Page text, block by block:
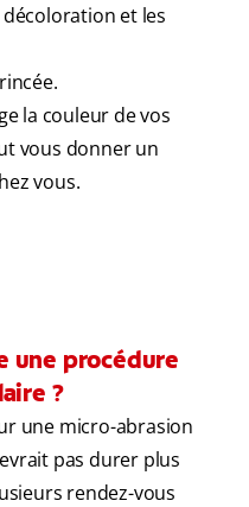
et les
la couleur de vos
vous donner un
vous.
une procédure
?
une micro-abrasion
pas durer plus
rendez-vous